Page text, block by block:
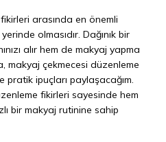
arasında en önemli
olmasıdır. Dağınık bir
alır hem de makyaj yapma
makyaj çekmecesi düzenleme
pratik ipuçları paylaşacağım.
fikirleri sayesinde hem
bir makyaj rutinine sahip